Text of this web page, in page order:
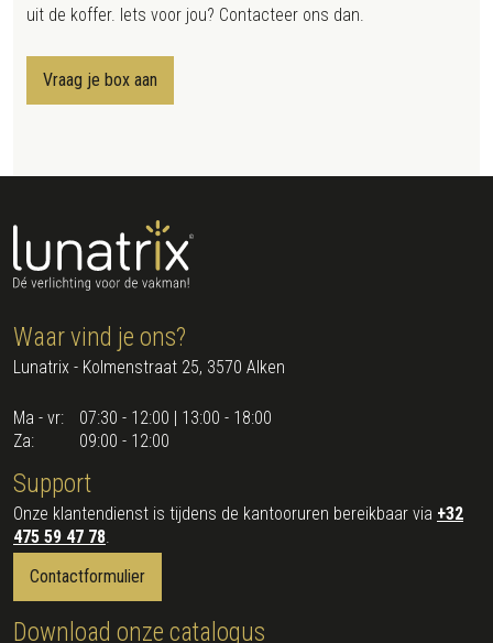
uit de koffer. Iets voor jou? Contacteer ons dan.
Vraag je box aan
Waar vind je ons?
Lunatrix - Kolmenstraat 25, 3570 Alken
Ma - vr:
07:30 - 12:00 | 13:00 - 18:00
Za:
09:00 - 12:00
Support
Onze klantendienst is tijdens de kantooruren bereikbaar via +32
475 59 47 78.
Contactformulier
Download onze catalogus